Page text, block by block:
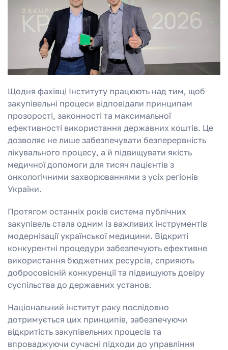
Щодня фахівці Інституту працюють над тим, щоб
закупівельні процеси відповідали принципам
прозорості, законності та максимальної
ефективності використання державних коштів. Це
дозволяє не лише забезпечувати безперервність
лікувального процесу, а й підвищувати якість
медичної допомоги для тисяч пацієнтів з
онкологічними захворюваннями з усіх регіонів
України.
Протягом останніх років система публічних
закупівель стала одним із важливих інструментів
модернізації української медицини. Відкриті
конкурентні процедури забезпечують ефективне
використання бюджетних ресурсів, сприяють
добросовісній конкуренції та підвищують довіру
суспільства до державних установ.
Національний інститут раку послідовно
дотримується цих принципів, забезпечуючи
відкритість закупівельних процесів та
впроваджуючи сучасні підходи до управління